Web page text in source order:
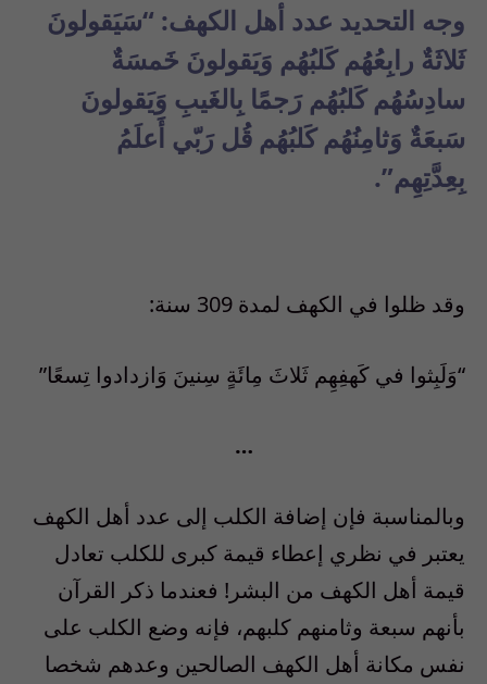
وجه التحديد عدد أهل الكهف: “سَيَقولونَ
ثَلاثَةٌ رابِعُهُم كَلبُهُم وَيَقولونَ خَمسَةٌ
سادِسُهُم كَلبُهُم رَجمًا بِالغَيبِ وَيَقولونَ
سَبعَةٌ وَثامِنُهُم كَلبُهُم قُل رَبّي أَعلَمُ
بِعِدَّتِهِم”.
وقد ظلوا في الكهف لمدة سنة:
“وَلَبِثوا في كَهفِهِم ثَلاثَ مِائَةٍ سِنينَ وَازدادوا تِسعًا”
…
وبالمناسبة فإن إضافة الكلب إلى عدد أهل الكهف
يعتبر في نظري إعطاء قيمة كبرى للكلب تعادل
قيمة أهل الكهف من البشر! فعندما ذكر القرآن
بأنهم سبعة وثامنهم كلبهم، فإنه وضع الكلب على
نفس مكانة أهل الكهف الصالحين وعدهم شخصا